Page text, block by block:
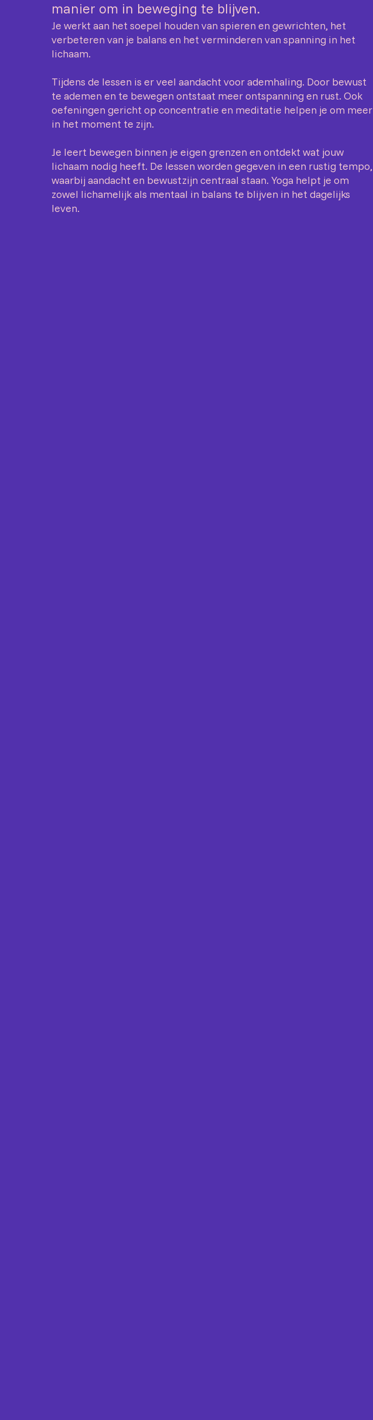
manier om in beweging te blijven.
Je werkt aan het soepel houden van spieren en gewrichten, het
verbeteren van je balans en het verminderen van spanning in het
lichaam.
Tijdens de lessen is er veel aandacht voor ademhaling. Door bewust
te ademen en te bewegen ontstaat meer ontspanning en rust. Ook
oefeningen gericht op concentratie en meditatie helpen je om meer
in het moment te zijn.
Je leert bewegen binnen je eigen grenzen en ontdekt wat jouw
lichaam nodig heeft. De lessen worden gegeven in een rustig tempo,
waarbij aandacht en bewustzijn centraal staan. Yoga helpt je om
zowel lichamelijk als mentaal in balans te blijven in het dagelijks
leven.